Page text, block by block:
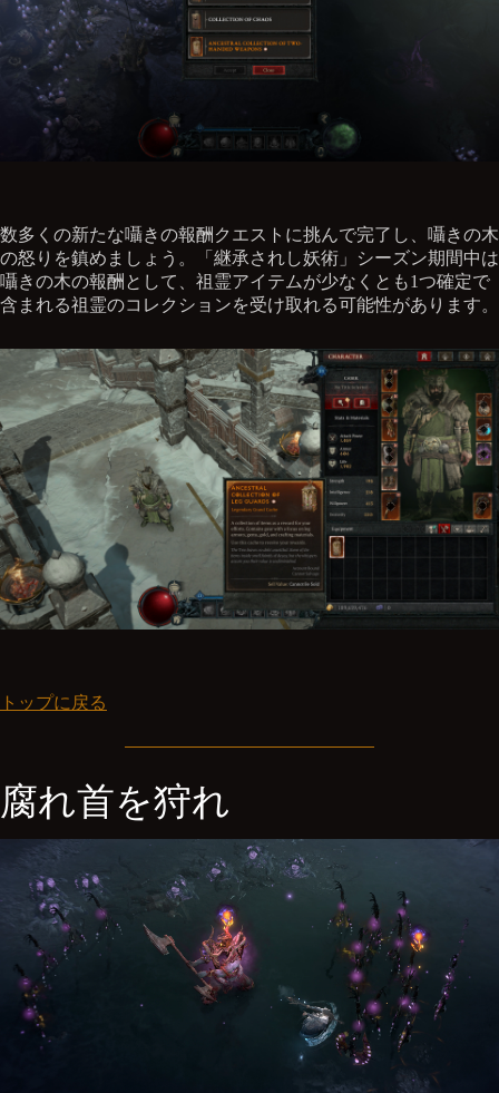
数多くの新たな囁きの報酬クエストに挑んで完了し、囁きの木
の怒りを鎮めましょう。「継承されし妖術」シーズン期間中は
囁きの木の報酬として、祖霊アイテムが少なくとも1つ確定で
含まれる祖霊のコレクションを受け取れる可能性があります。
トップに戻る
腐れ首を狩れ